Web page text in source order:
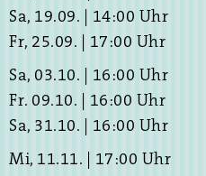
Sa, 19.09. | 14:00 Uhr
Fr, 25.09. | 17:00 Uhr
Sa, 03.10. | 16:00 Uhr
Fr. 09.10. | 16:00 Uhr
Sa, 31.10. | 16:00 Uhr
Mi, 11.11. | 17:00 Uhr